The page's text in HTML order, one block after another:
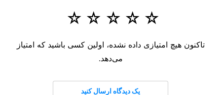
☆
☆
☆
☆
☆
تاکنون هیچ امتیازی داده نشده، اولین کسی باشید که امتیاز
می‌دهد.
یک دیدگاه ارسال کنید